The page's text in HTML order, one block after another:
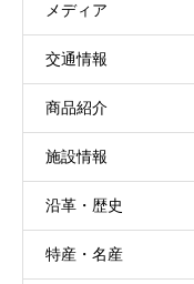
メディア
交通情報
商品紹介
施設情報
沿革・歴史
特産・名産